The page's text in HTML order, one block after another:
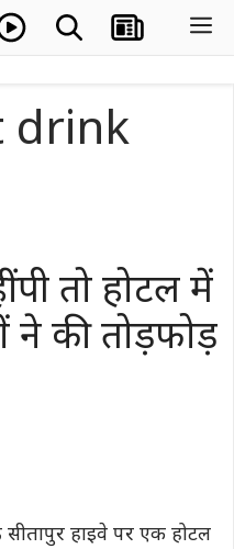
drink
पी तो होटल में
की तोड़फोड़
हाइवे पर एक होटल